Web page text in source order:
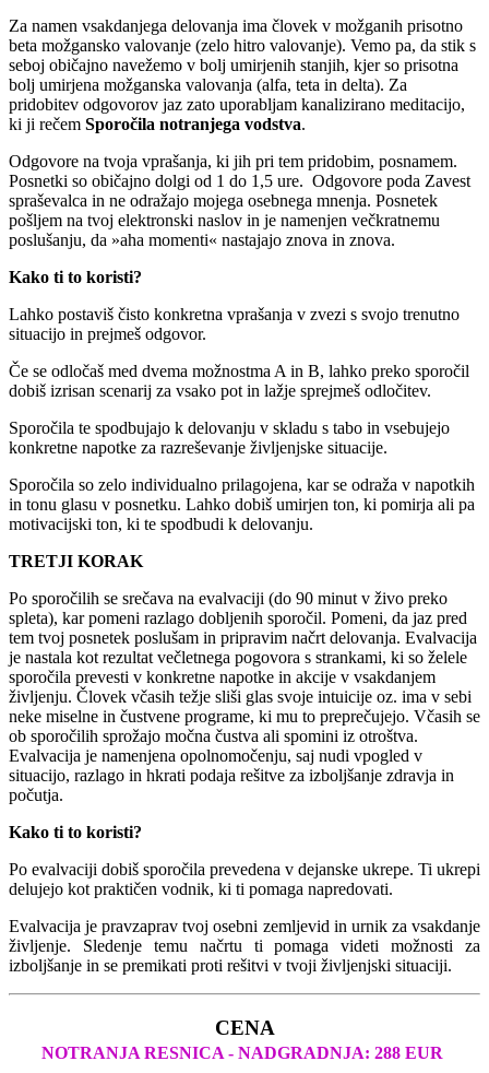
Za namen vsakdanjega delovanja ima človek v možganih prisotno
beta možgansko valovanje (zelo hitro valovanje). Vemo pa, da stik s
seboj običajno navežemo v bolj umirjenih stanjih, kjer so prisotna
bolj umirjena možganska valovanja (alfa, teta in delta). Za
pridobitev odgovorov jaz zato uporabljam kanalizirano meditacijo,
ki ji rečem Sporočila notranjega vodstva.
Odgovore na tvoja vprašanja, ki jih pri tem pridobim, posnamem.
Posnetki so običajno dolgi od 1 do 1,5 ure. Odgovore poda Zavest
spraševalca in ne odražajo mojega osebnega mnenja. Posnetek
pošljem na tvoj elektronski naslov in je namenjen večkratnemu
poslušanju, da »aha momenti« nastajajo znova in znova.
Kako ti to koristi?
Lahko postaviš čisto konkretna vprašanja v zvezi s svojo trenutno
situacijo in prejmeš odgovor.
Če se odločaš med dvema možnostma A in B, lahko preko sporočil
dobiš izrisan scenarij za vsako pot in lažje sprejmeš odločitev.
Sporočila te spodbujajo k delovanju v skladu s tabo in vsebujejo
konkretne napotke za razreševanje življenjske situacije.
Sporočila so zelo individualno prilagojena, kar se odraža v napotkih
in tonu glasu v posnetku. Lahko dobiš umirjen ton, ki pomirja ali pa
motivacijski ton, ki te spodbudi k delovanju.
TRETJI KORAK
Po sporočilih se srečava na evalvaciji (do 90 minut v živo preko
spleta), kar pomeni razlago dobljenih sporočil. Pomeni, da jaz pred
tem tvoj posnetek poslušam in pripravim načrt delovanja. Evalvacija
je nastala kot rezultat večletnega pogovora s strankami, ki so želele
sporočila prevesti v konkretne napotke in akcije v vsakdanjem
življenju. Človek včasih težje sliši glas svoje intuicije oz. ima v sebi
neke miselne in čustvene programe, ki mu to preprečujejo. Včasih se
ob sporočilih sprožajo močna čustva ali spomini iz otroštva.
Evalvacija je namenjena opolnomočenju, saj nudi vpogled v
situacijo, razlago in hkrati podaja rešitve za izboljšanje zdravja in
počutja.
Kako ti to koristi?
Po evalvaciji dobiš sporočila prevedena v dejanske ukrepe. Ti ukrepi
delujejo kot praktičen vodnik, ki ti pomaga napredovati.
Evalvacija je pravzaprav tvoj osebni zemljevid in urnik za vsakdanje
življenje. Sledenje temu načrtu ti pomaga videti možnosti za
izboljšanje in se premikati proti rešitvi v tvoji življenjski situaciji.
CENA
NOTRANJA RESNICA - NADGRADNJA: 288 EUR